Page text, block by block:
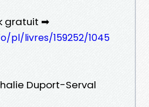
gratuit ➡
pl/livres/159252/1045
Duport-Serval